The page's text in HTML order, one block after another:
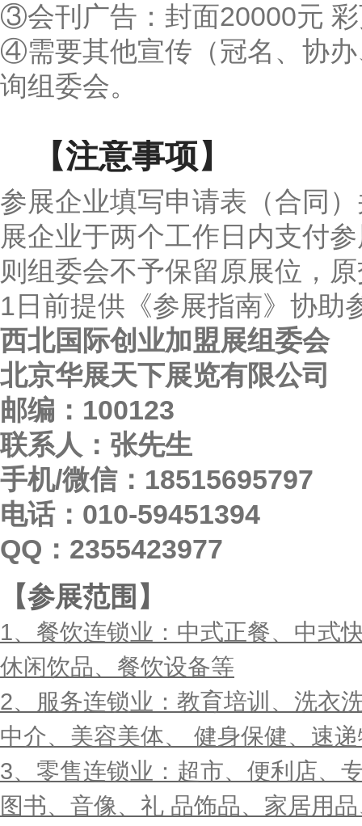
③会刊广告：封面20000元
④需要其他宣传（冠名、协
询组委会。
【注意事项】
参展企业填写申请表（合同
展企业于两个工作日内支付
则组委会不予保留原展位，
1日前提供《参展指南》协助
西北国际创业加盟展组委会
北京华展天下展览有限公司
邮编：100123
联系人：张先生
手机/微信：18515695797
电话：010-59451394
QQ：2355423977
【参展范围】
1、餐饮连锁业：中式正餐、中式
休闲饮品、餐饮设备等
2、服务连锁业：教育培训、洗衣
中介、美容美体、 健身保健、速
3、零售连锁业：超市、便利店、
图书、音像、礼 品饰品、家居用